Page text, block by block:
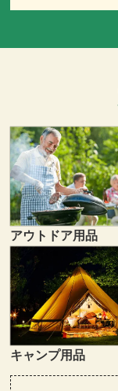
アウトドア用品
キャンプ用品